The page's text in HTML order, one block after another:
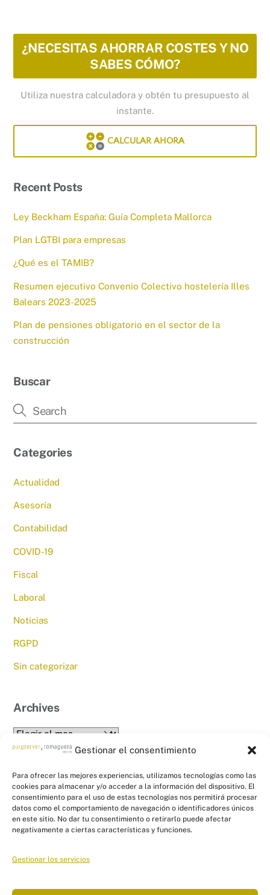
Gestionar el consentimiento
Para ofrecer las mejores experiencias, utilizamos tecnologías como las
cookies para almacenar y/o acceder a la información del dispositivo. El
consentimiento para el uso de estas tecnologías nos permitirá procesar
datos como el comportamiento de navegación o identificadores únicos
en este sitio. No dar tu consentimiento o retirarlo puede afectar
negativamente a ciertas características y funciones.
Gestionar los servicios
¿NECESITAS AHORRAR COSTES Y NO
SABES CÓMO?
Utiliza nuestra calculadora y obtén tu presupuesto al
instante.
CALCULAR AHORA
Recent Posts
Ley Beckham España: Guía Completa Mallorca
Plan LGTBI para empresas
¿Qué es el TAMIB?
Resumen ejecutivo Convenio Colectivo hostelería Illes
Balears 2023-2025
Plan de pensiones obligatorio en el sector de la
construcción
Buscar
Categories
Actualidad
Asesoría
Contabilidad
COVID-19
Fiscal
Laboral
Noticias
RGPD
Sin categorizar
Archives
Archives
Back
PYR Asesores - Asesoría Fiscal, Contable